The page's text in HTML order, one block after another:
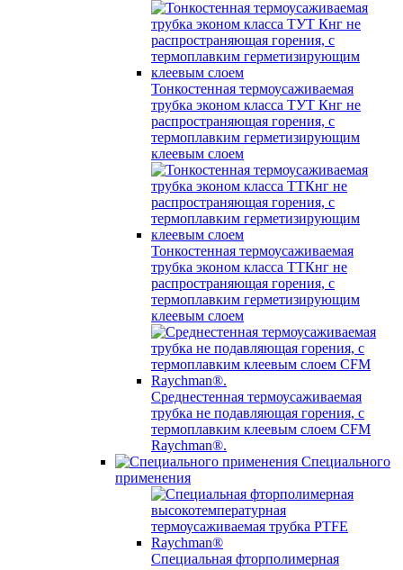
Тонкостенная термоусаживаемая
трубка эконом класса ТУТ Кнг не
распространяющая горения, с
термоплавким герметизирующим
клеевым слоем
Тонкостенная термоусаживаемая
трубка эконом класса ТТКнг не
распространяющая горения, с
термоплавким герметизирующим
клеевым слоем
Среднестенная термоусаживаемая
трубка не подавляющая горения, с
термоплавким клеевым слоем CFM
Raychman®.
Специального
применения
Специальная фторполимерная